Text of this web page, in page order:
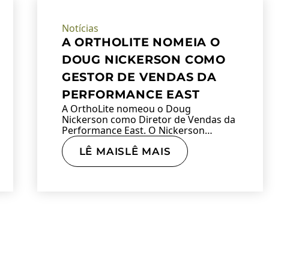
Notícias
A ORTHOLITE NOMEIA O
DOUG NICKERSON COMO
GESTOR DE VENDAS DA
PERFORMANCE EAST
A OrthoLite nomeou o Doug
Nickerson como Diretor de Vendas da
Performance East. O Nickerson…
LÊ MAISLÊ MAIS